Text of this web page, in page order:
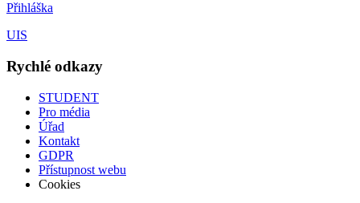
Přihláška
UIS
Rychlé odkazy
STUDENT
Pro média
Úřad
Kontakt
GDPR
Přístupnost webu
Cookies